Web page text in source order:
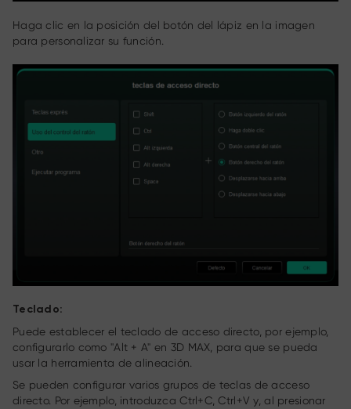
Haga clic en la posición del botón del lápiz en la imagen
para personalizar su función.
Teclado:
Puede establecer el teclado de acceso directo, por ejemplo,
configurarlo como "Alt + A" en 3D MAX, para que se pueda
usar la herramienta de alineación.
Se pueden configurar varios grupos de teclas de acceso
directo. Por ejemplo, introduzca Ctrl+C, Ctrl+V y, al presionar